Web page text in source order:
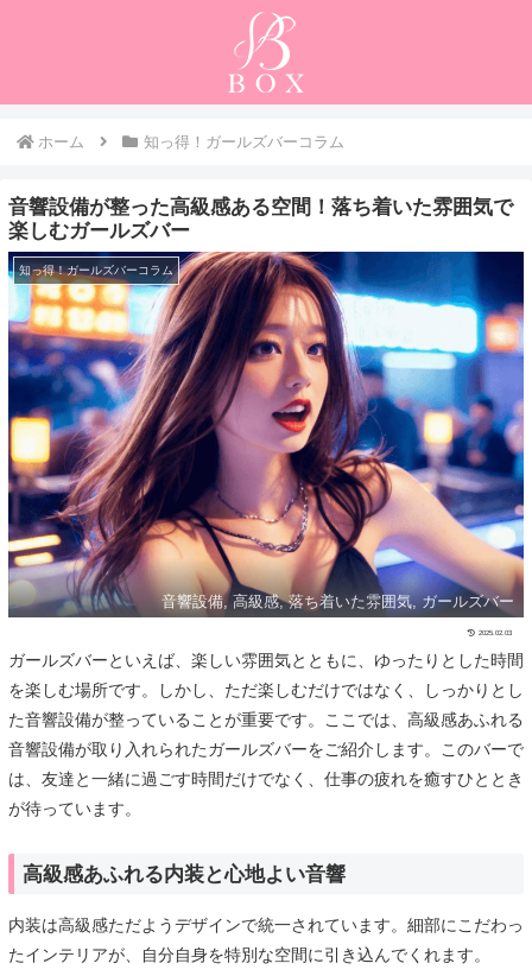
ホーム 知っ得！ガールズバーコラム
音響設備が整った高級感ある空間！落ち着いた雰囲気で
楽しむガールズバー
知っ得！ガールズバーコラム
音響設備, 高級感, 落ち着いた雰囲気, ガールズバー
2025.02.03
ガールズバーといえば、楽しい雰囲気とともに、ゆったりとした時間
を楽しむ場所です。しかし、ただ楽しむだけではなく、しっかりとし
た音響設備が整っていることが重要です。ここでは、高級感あふれる
音響設備が取り入れられたガールズバーをご紹介します。このバーで
は、友達と一緒に過ごす時間だけでなく、仕事の疲れを癒すひととき
が待っています。
高級感あふれる内装と心地よい音響
内装は高級感ただようデザインで統一されています。細部にこだわっ
たインテリアが、自分自身を特別な空間に引き込んでくれます。